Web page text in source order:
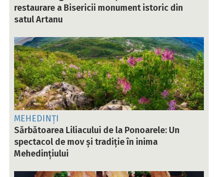
restaurare a Bisericii monument istoric din
satul Artanu
MEHEDINȚI
Sărbătoarea Liliacului de la Ponoarele: Un
spectacol de mov și tradiție în inima
Mehedințiului